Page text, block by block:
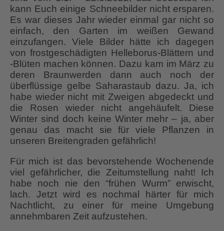
kann Euch einige Schneebilder nicht ersparen.
Es war dieses Jahr wieder einmal gar nicht so
einfach, den Garten im weißen Gewand
einzufangen. Viele Bilder hätte ich dagegen
von frostgeschädigten Helleborus-Blättern und
-Blüten machen können. Dazu kam im März zu
deren Braunwerden dann auch noch der
überflüssige gelbe Saharastaub dazu. Ja, ich
habe wieder nicht mit Zweigen abgedeckt und
die Rosen wieder nicht angehäufelt. Diese
Winter sind doch keine Winter mehr – ja, aber
genau das macht sie für viele Pflanzen in
unseren Breitengraden gefährlich!
Für mich ist das bevorstehende Wochenende
viel gefährlicher, die Zeitumstellung naht! Ich
habe noch nie den “frühen Wurm” erwischt,
lach. Jetzt wird es nochmal härter für mich
Nachtlicht, zu einer für meine Umgebung
annehmbaren Zeit aufzustehen.